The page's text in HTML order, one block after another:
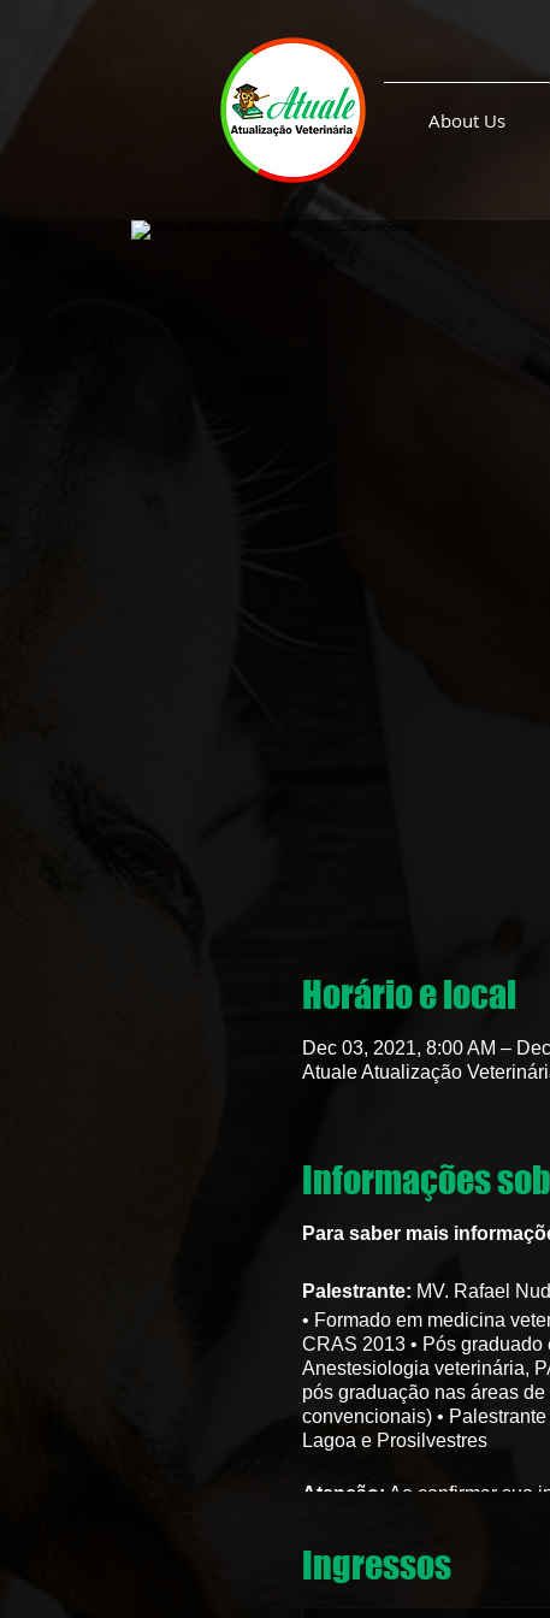
About Us
Horário e local
Dec 03, 2021, 8:00 AM –
Atuale Atualização
Informações
Para saber mais
Palestrante: MV. Rafael
• Formado em medicina
CRAS 2013 • Pós
Anestesiologia veterinária,
pós graduação nas áreas
convencionais) •
Lagoa e Prosilvestres
Atenção: Ao confirmar sua
→Conteúdo do curso:
Ingressos